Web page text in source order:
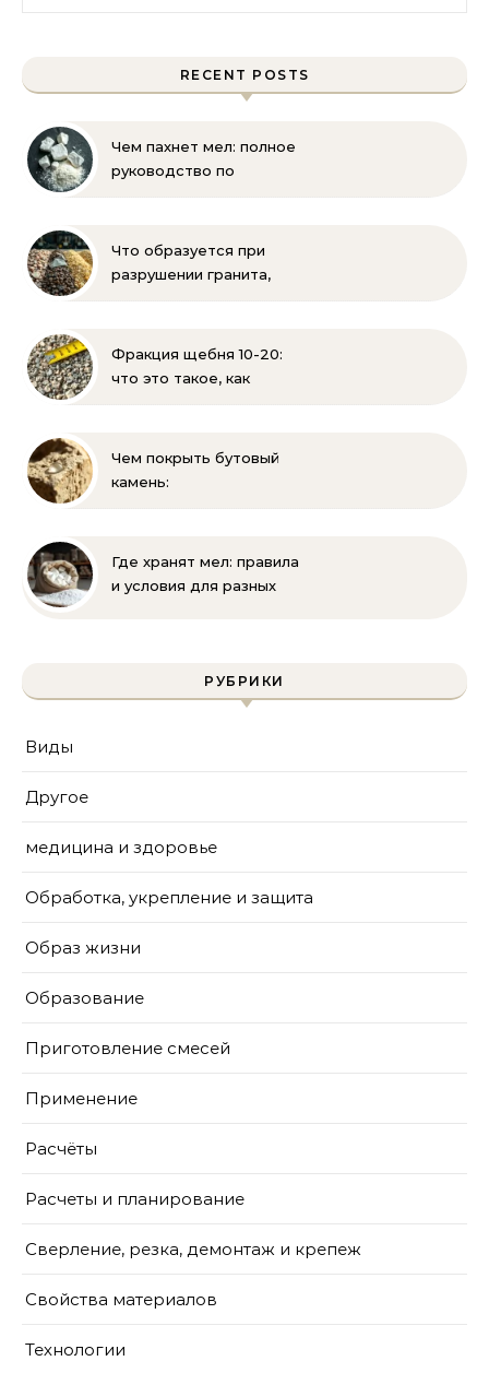
RECENT POSTS
Чем пахнет мел: полное
руководство по
Что образуется при
разрушении гранита,
Геология и
Фракция щебня 10-20:
что это такое, как
Чем покрыть бутовый
камень:
известняка
Где хранят мел: правила
и условия для разных
РУБРИКИ
Виды
Другое
медицина и здоровье
Обработка, укрепление и защита
Образ жизни
Образование
Приготовление смесей
Применение
Расчёты
Расчеты и планирование
Сверление, резка, демонтаж и крепеж
Свойства материалов
Технологии